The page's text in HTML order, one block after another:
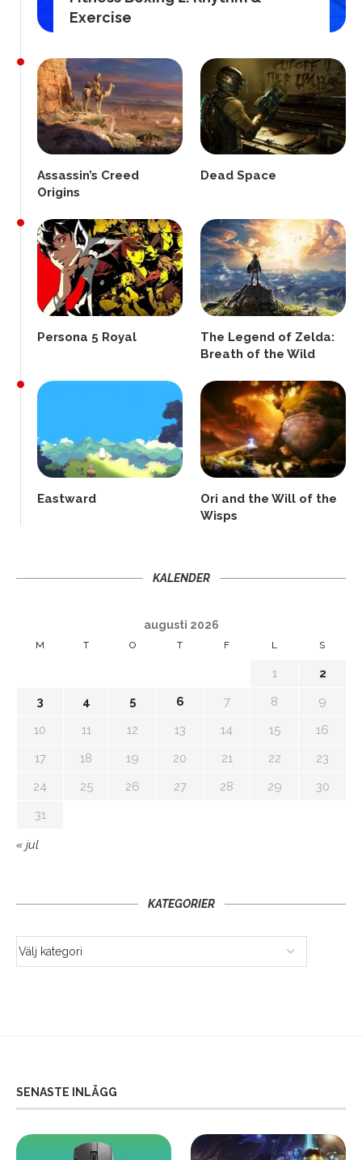
Exercise
Assassin’s Creed
Origins
Dead Space
Persona 5 Royal
The Legend of Zelda:
Breath of the Wild
Eastward
Ori and the Will of the
Wisps
KALENDER
augusti 2026
M T O T F L S
1
2
3
4 5 6 7 8
9
10
11 12 13 14 15
16
17
18 19 20 21 22
23
24
25 26 27 28 29
30
31
« jul
KATEGORIER
SENASTE INLÄGG